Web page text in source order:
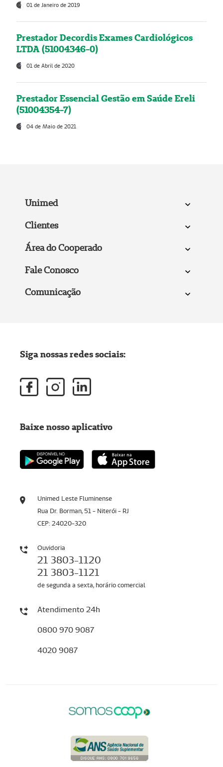
01 de Janeiro de 2019
Prestador Decordis Exames Cardiológicos
LTDA (51004346-0)
01 de Abril de 2020
Prestador Essencial Gestão em Saúde Ereli
(51004354-7)
04 de Maio de 2021
Unimed
Clientes
Área do Cooperado
Fale Conosco
Comunicação
Unimed Leste Fluminense
Rua Dr. Borman, 51 - Niterói - RJ
CEP: 24020-320
Ouvidoria
21 3803-1120
21 3803-1121
de segunda a sexta, horário comercial
Atendimento 24h
0800 970 9087
4020 9087
Siga nossas redes sociais:
Baixe nosso aplicativo